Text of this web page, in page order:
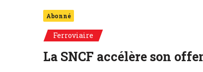
Abonné
Ferroviaire
La SNCF accélère son